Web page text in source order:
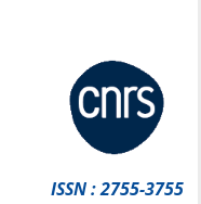
ISSN : 2755-3755